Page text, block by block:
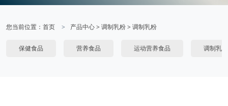
您当前位置： 首页 产品中心> 调制乳粉> 调制乳粉
保健食品 营养食品 运动营养食品 调制乳粉